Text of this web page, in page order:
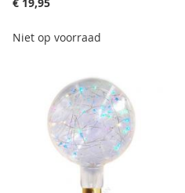
Niet op voorraad